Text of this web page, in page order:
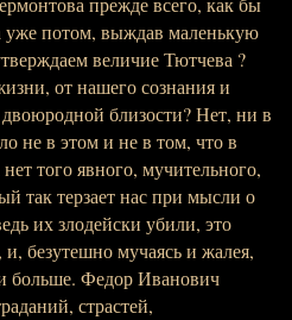
потом, выждав маленькую
величие Тютчева ?
от нашего сознания и
близости? Нет, ни в
не в этом и не в том, что в
того явного, мучительного,
так терзает нас при мысли о
их злодейски убили, это
безутешно мучаясь и жалея,
больше. Федор Иванович
страстей,